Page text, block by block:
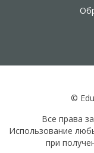
©
Все права
Использование
при